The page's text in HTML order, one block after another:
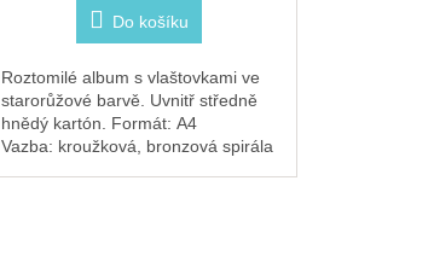
Do košíku
Roztomilé album s vlaštovkami ve
starorůžové barvě. Uvnitř středně
hnědý kartón. Formát: A4
Vazba: kroužková, bronzová spirála